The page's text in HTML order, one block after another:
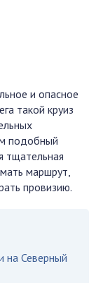
и опасное
такой круиз
подобный
тщательная
маршрут,
провизию.
на Северный